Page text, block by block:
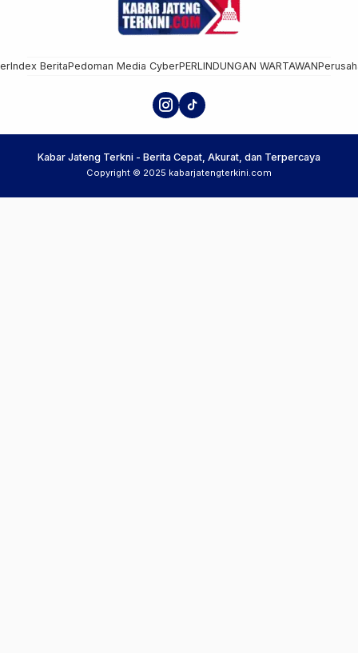
Index BeritaPedoman Media CyberPERLINDUNGAN WARTAWAN
Kabar Jateng Terkni - Berita Cepat, Akurat, dan Terpercaya
Copyright © 2025 kabarjatengterkini.com